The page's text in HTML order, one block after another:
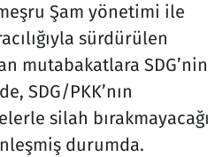
Şam yönetimi ile
sürdürülen
mutabakatlara SDG’nin
SDG/PKK’nın
silah bırakmayacağı
durumda.